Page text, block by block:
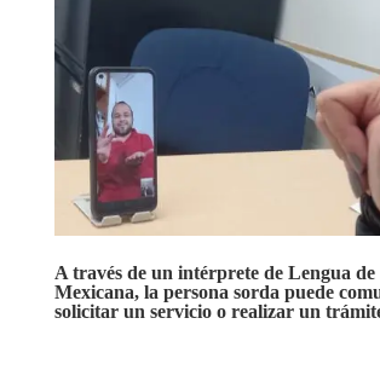
A través de un intérprete de Lengua de
Mexicana, la persona sorda puede
solicitar un servicio o realizar un